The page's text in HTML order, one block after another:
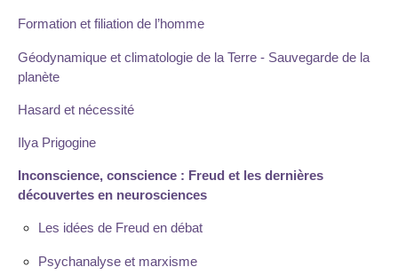
Formation et filiation de l’homme
Géodynamique et climatologie de la Terre - Sauvegarde de la
planète
Hasard et nécessité
Ilya Prigogine
Inconscience, conscience : Freud et les dernières
découvertes en neurosciences
Les idées de Freud en débat
Psychanalyse et marxisme